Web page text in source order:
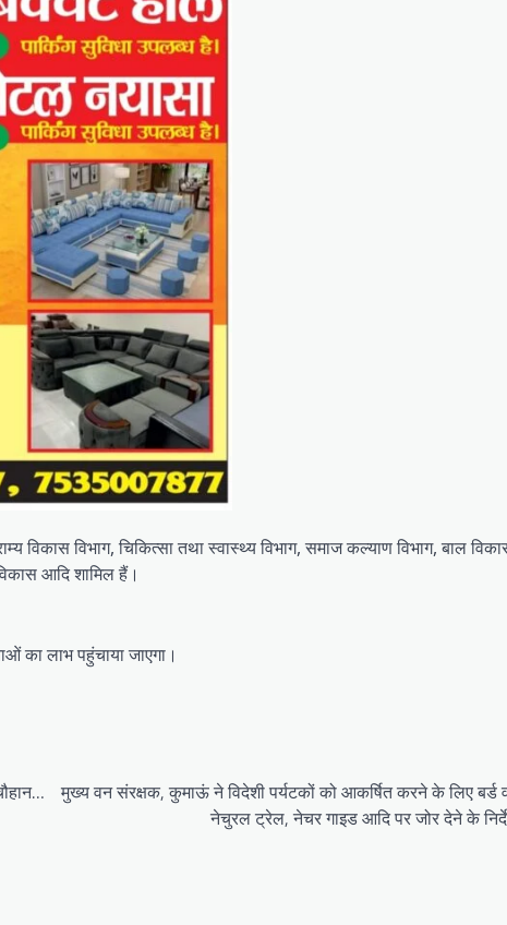
विकास विभाग, चिकित्सा तथा स्वास्थ्य विभाग, समाज कल्याण विभाग, बाल
आदि शामिल हैं।
का लाभ पहुंचाया जाएगा।
मुख्य वन संरक्षक, कुमाऊं ने विदेशी पर्यटकों को आकर्षित करने के लिए बर्ड
नेचुरल ट्रेल, नेचर गाइड आदि पर जोर देने के